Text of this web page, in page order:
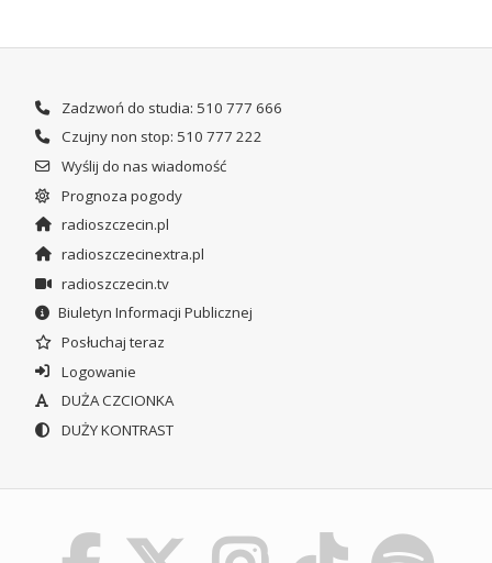
Zadzwoń do studia: 510 777 666
Czujny non stop: 510 777 222
Wyślij do nas wiadomość
Prognoza pogody
radioszczecin.pl
radioszczecinextra.pl
radioszczecin.tv
Biuletyn Informacji Publicznej
Posłuchaj teraz
Logowanie
DUŻA CZCIONKA
DUŻY KONTRAST